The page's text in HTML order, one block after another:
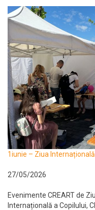
1iunie – Ziua
27/05/2026
Evenimente CREART de
Internațională a Copilului,